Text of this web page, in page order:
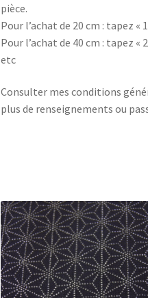
pièce.
Pour l’achat de 20 cm : tapez «
Pour l’achat de 40 cm : tapez «
etc
Consulter mes conditions
plus de renseignements ou